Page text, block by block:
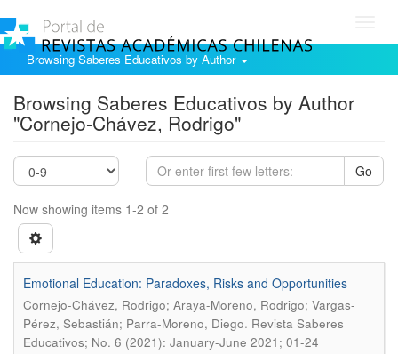
Browsing Saberes Educativos by Author
Browsing Saberes Educativos by Author
"Cornejo-Chávez, Rodrigo"
Go
Now showing items 1-2 of 2
Emotional Education: Paradoxes, Risks and Opportunities
Cornejo-Chávez, Rodrigo; Araya-Moreno, Rodrigo; Vargas-
Pérez, Sebastián; Parra-Moreno, Diego. Revista Saberes
Educativos; No. 6 (2021): January-June 2021; 01-24